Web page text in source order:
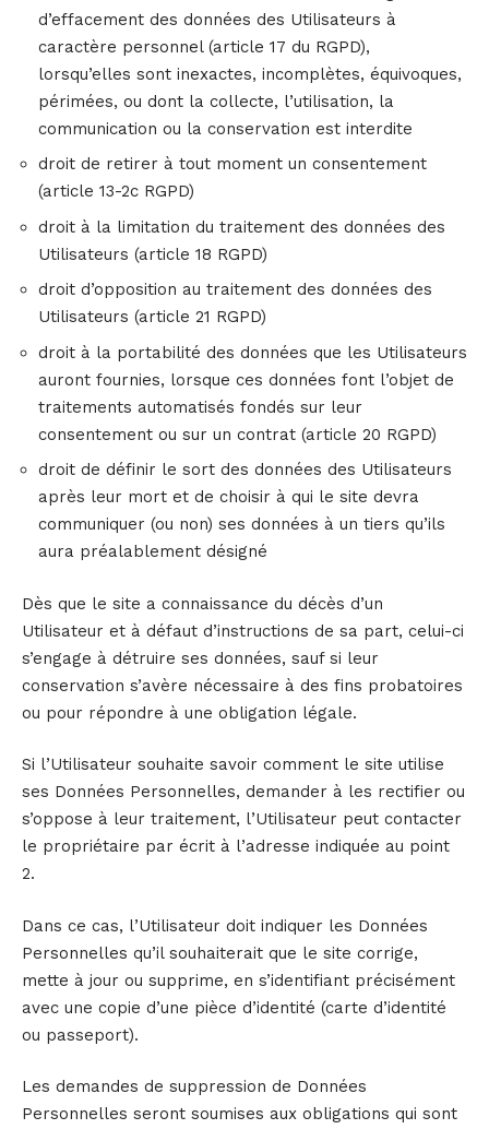
d’effacement des données des Utilisateurs à
caractère personnel (article 17 du RGPD),
lorsqu’elles sont inexactes, incomplètes, équivoques,
périmées, ou dont la collecte, l’utilisation, la
communication ou la conservation est interdite
droit de retirer à tout moment un consentement
(article 13-2c RGPD)
droit à la limitation du traitement des données des
Utilisateurs (article 18 RGPD)
droit d’opposition au traitement des données des
Utilisateurs (article 21 RGPD)
droit à la portabilité des données que les Utilisateurs
auront fournies, lorsque ces données font l’objet de
traitements automatisés fondés sur leur
consentement ou sur un contrat (article 20 RGPD)
droit de définir le sort des données des Utilisateurs
après leur mort et de choisir à qui le site devra
communiquer (ou non) ses données à un tiers qu’ils
aura préalablement désigné
Dès que le site a connaissance du décès d’un
Utilisateur et à défaut d’instructions de sa part, celui-ci
s’engage à détruire ses données, sauf si leur
conservation s’avère nécessaire à des fins probatoires
ou pour répondre à une obligation légale.
Si l’Utilisateur souhaite savoir comment le site utilise
ses Données Personnelles, demander à les rectifier ou
s’oppose à leur traitement, l’Utilisateur peut contacter
le propriétaire par écrit à l’adresse indiquée au point
2.
Dans ce cas, l’Utilisateur doit indiquer les Données
Personnelles qu’il souhaiterait que le site corrige,
mette à jour ou supprime, en s’identifiant précisément
avec une copie d’une pièce d’identité (carte d’identité
ou passeport).
Les demandes de suppression de Données
Personnelles seront soumises aux obligations qui sont